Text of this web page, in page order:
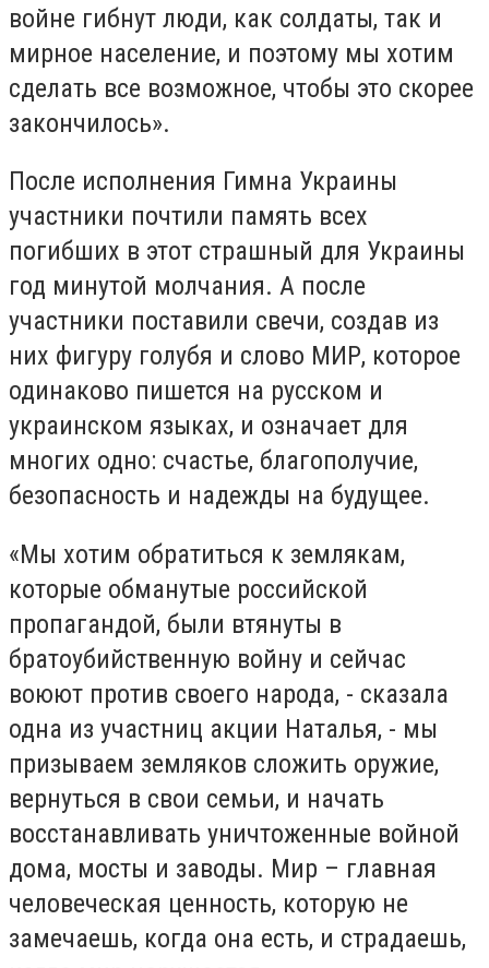
войне гибнут люди, как солдаты, так и
мирное население, и поэтому мы хотим
сделать все возможное, чтобы это скорее
закончилось».
После исполнения Гимна Украины
участники почтили память всех
погибших в этот страшный для Украины
год минутой молчания. А после
участники поставили свечи, создав из
них фигуру голубя и слово МИР, которое
одинаково пишется на русском и
украинском языках, и означает для
многих одно: счастье, благополучие,
безопасность и надежды на будущее.
«Мы хотим обратиться к землякам,
которые обманутые российской
пропагандой, были втянуты в
братоубийственную войну и сейчас
воюют против своего народа, - сказала
одна из участниц акции Наталья, - мы
призываем земляков сложить оружие,
вернуться в свои семьи, и начать
восстанавливать уничтоженные войной
дома, мосты и заводы. Мир – главная
человеческая ценность, которую не
замечаешь, когда она есть, и страдаешь,